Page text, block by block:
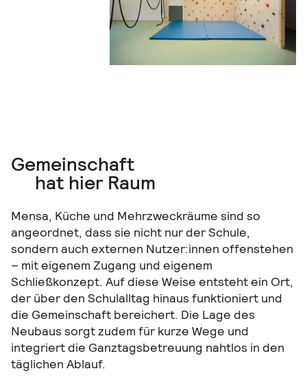
Gemeinschaft
hat hier Raum
Mensa, Küche und Mehrzweckräume sind so
angeordnet, dass sie nicht nur der Schule,
sondern auch externen Nutzer:innen offenstehen
– mit eigenem Zugang und eigenem
Schließkonzept. Auf diese Weise entsteht ein Ort,
der über den Schulalltag hinaus funktioniert und
die Gemeinschaft bereichert. Die Lage des
Neubaus sorgt zudem für kurze Wege und
integriert die Ganztagsbetreuung nahtlos in den
täglichen Ablauf.